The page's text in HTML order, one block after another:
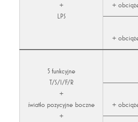
+
LPS
+
+
5 funkcyjne
T/S/I/F/R
+
światło pozycyjne boczne
+
+